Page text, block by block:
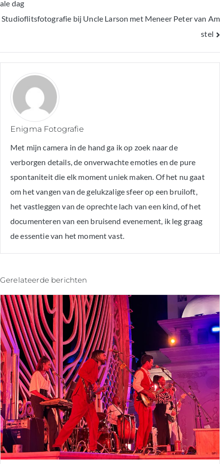
ale dag
Studioflitsfotografie bij Uncle Larson met Meneer Peter van Am
stel
Enigma Fotografie
Met mijn camera in de hand ga ik op zoek naar de
verborgen details, de onverwachte emoties en de pure
spontaniteit die elk moment uniek maken. Of het nu gaat
om het vangen van de gelukzalige sfeer op een bruiloft,
het vastleggen van de oprechte lach van een kind, of het
documenteren van een bruisend evenement, ik leg graag
de essentie van het moment vast.
Gerelateerde berichten